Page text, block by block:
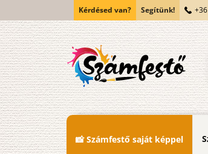
tartalomhoz
Kérdésed van? Segítünk!
📸 Számfestő saját képpel